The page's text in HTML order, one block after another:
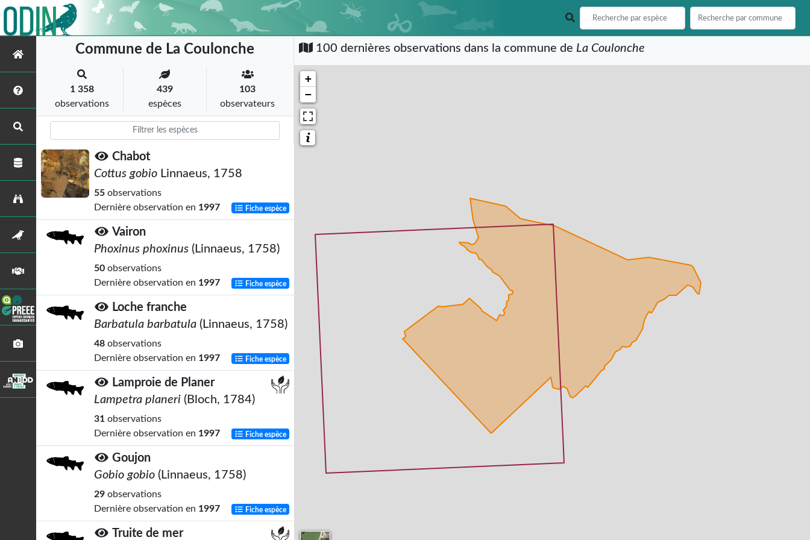
Commune de La Coulonche
1 358
observations
439
espèces
103
observateurs
Chabot
Cottus gobio Linnaeus, 1758
55 observations
Dernière observation en 1997 Fiche espèce
Vairon
Phoxinus phoxinus (Linnaeus, 1758)
50 observations
Dernière observation en 1997 Fiche espèce
Loche franche
Barbatula barbatula (Linnaeus, 1758)
48 observations
Dernière observation en 1997 Fiche espèce
Lamproie de Planer
Lampetra planeri (Bloch, 1784)
31 observations
Dernière observation en 1997 Fiche espèce
Goujon
Gobio gobio (Linnaeus, 1758)
29 observations
Dernière observation en 1997 Fiche espèce
Truite de mer
100 dernières observations dans la commune de La Coulonche
+
−